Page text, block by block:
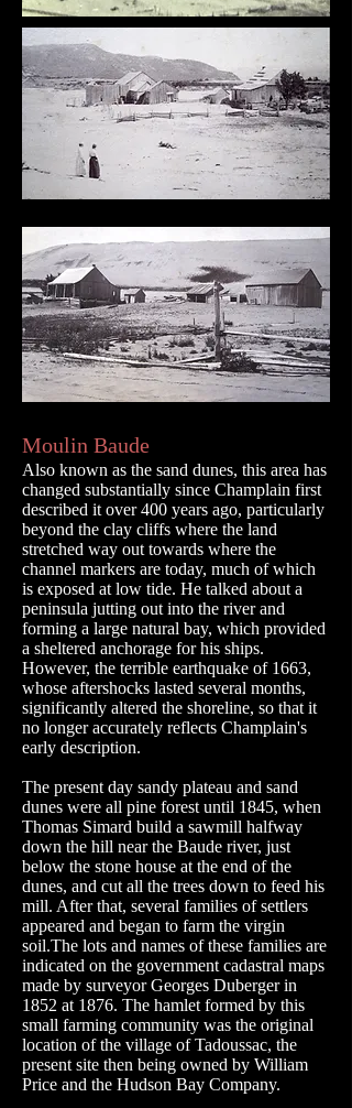
Moulin Baude
Also known as the sand dunes, this area has
changed substantially since Champlain first
described it over 400 years ago, particularly
beyond the clay cliffs where the land
stretched way out towards where the
channel markers are today, much of which
is exposed at low tide. He talked about a
peninsula jutting out into the river and
forming a large natural bay, which provided
a sheltered anchorage for his ships.
However, the terrible earthquake of 1663,
whose aftershocks lasted several months,
significantly altered the shoreline, so that it
no longer accurately reflects Champlain's
early description.
The present day sandy plateau and sand
dunes were all pine forest until 1845, when
Thomas Simard build a sawmill halfway
down the hill near the Baude river, just
below the stone house at the end of the
dunes, and cut all the trees down to feed his
mill. After that, several families of settlers
appeared and began to farm the virgin
soil.The lots and names of these families are
indicated on the government cadastral maps
made by surveyor Georges Duberger in
1852 at 1876. The hamlet formed by this
small farming community was the original
location of the village of Tadoussac, the
present site then being owned by William
Price and the Hudson Bay Company.